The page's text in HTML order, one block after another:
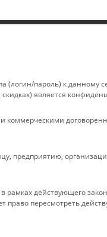
Условия
Условия
Вопрос-ответ
(логин/пароль) к данному
является
предприятию,
действующего
пересмотреть